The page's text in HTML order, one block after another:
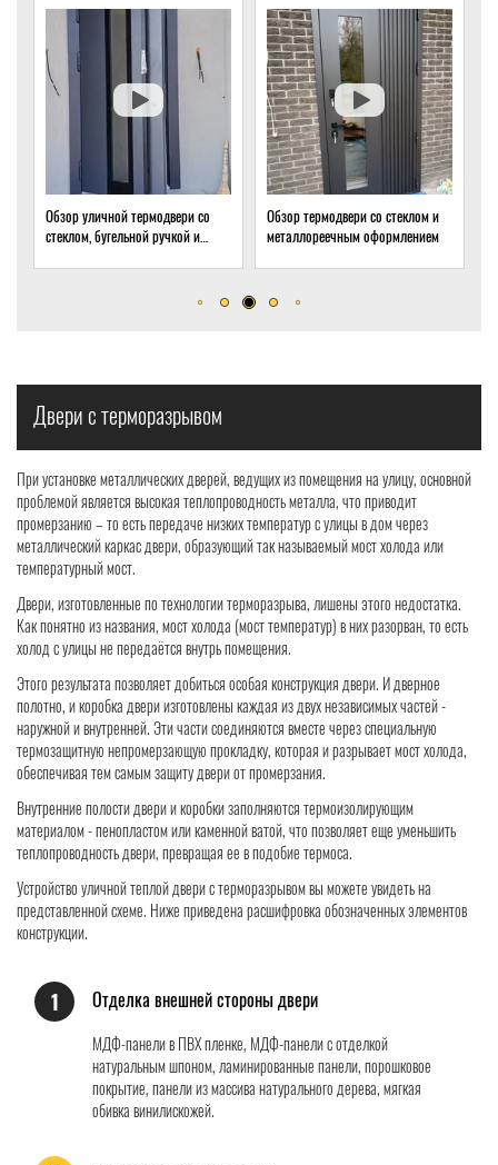
термодвери со
бугельной ручкой и
Обзор термодвери со стеклом и
металлореечным оформлением
Обзор
стеклом для
Двери с терморазрывом
При установке металлических дверей, ведущих из помещения на улицу, основной
проблемой является высокая теплопроводность металла, что приводит
промерзанию – то есть передаче низких температур с улицы в дом через
металлический каркас двери, образующий так называемый мост холода или
температурный мост.
Двери, изготовленные по технологии терморазрыва, лишены этого недостатка.
Как понятно из названия, мост холода (мост температур) в них разорван, то есть
холод с улицы не передаётся внутрь помещения.
Этого результата позволяет добиться особая конструкция двери. И дверное
полотно, и коробка двери изготовлены каждая из двух независимых частей -
наружной и внутренней. Эти части соединяются вместе через специальную
термозащитную непромерзающую прокладку, которая и разрывает мост холода,
обеспечивая тем самым защиту двери от промерзания.
Внутренние полости двери и коробки заполняются термоизолирующим
материалом - пенопластом или каменной ватой, что позволяет еще уменьшить
теплопроводность двери, превращая ее в подобие термоса.
Устройство уличной теплой двери с терморазрывом вы можете увидеть на
представленной схеме. Ниже приведена расшифровка обозначенных элементов
конструкции.
1 Отделка внешней стороны двери
МДФ-панели в ПВХ пленке, МДФ-панели с отделкой
натуральным шпоном, ламинированные панели, порошковое
покрытие, панели из массива натурального дерева, мягкая
обивка винилискожей.